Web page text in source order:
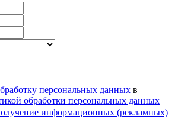
персональных данных в
обработки персональных данных
информационных (рекламных)